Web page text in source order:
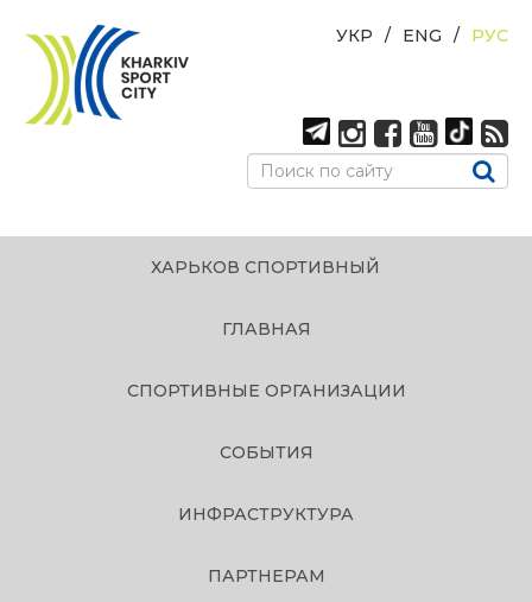
РУС
ENG
УКР
ХАРЬКОВ СПОРТИВНЫЙ
ГЛАВНАЯ
СПОРТИВНЫЕ ОРГАНИЗАЦИИ
СОБЫТИЯ
ИНФРАСТРУКТУРА
ПАРТНЕРАМ